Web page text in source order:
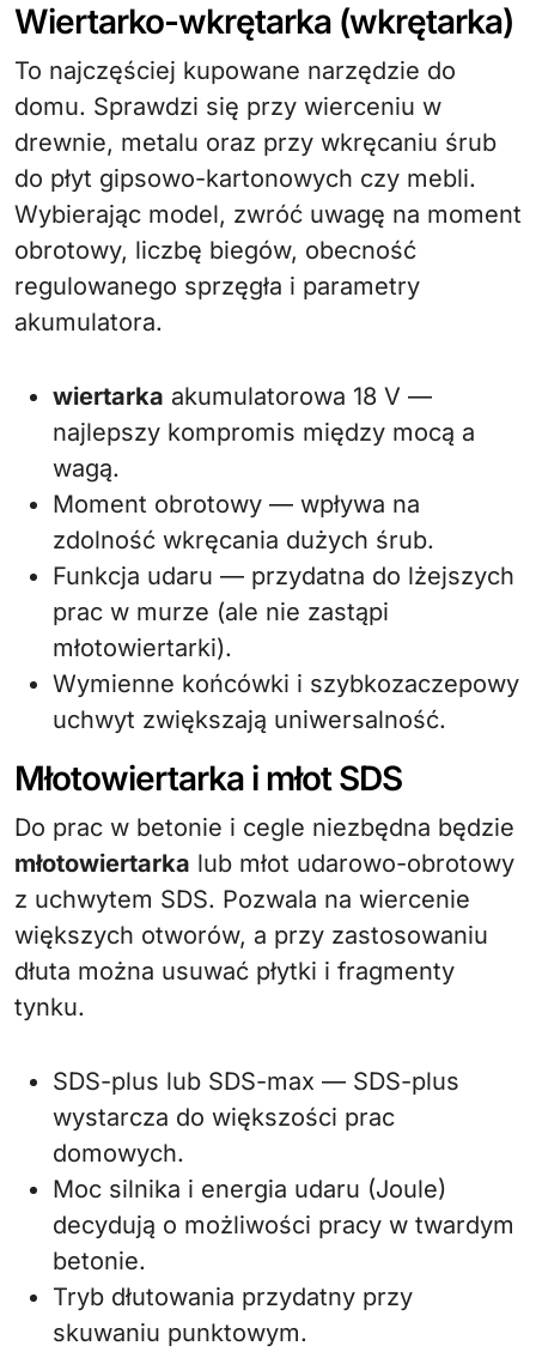
Wiertarko-wkrętarka (wkrętarka)
To najczęściej kupowane narzędzie do
domu. Sprawdzi się przy wierceniu w
drewnie, metalu oraz przy wkręcaniu śrub
do płyt gipsowo-kartonowych czy mebli.
Wybierając model, zwróć uwagę na moment
obrotowy, liczbę biegów, obecność
regulowanego sprzęgła i parametry
akumulatora.
wiertarka akumulatorowa 18 V —
najlepszy kompromis między mocą a
wagą.
Moment obrotowy — wpływa na
zdolność wkręcania dużych śrub.
Funkcja udaru — przydatna do lżejszych
prac w murze (ale nie zastąpi
młotowiertarki).
Wymienne końcówki i szybkozaczepowy
uchwyt zwiększają uniwersalność.
Młotowiertarka i młot SDS
Do prac w betonie i cegle niezbędna będzie
młotowiertarka lub młot udarowo-obrotowy
z uchwytem SDS. Pozwala na wiercenie
większych otworów, a przy zastosowaniu
dłuta można usuwać płytki i fragmenty
tynku.
SDS-plus lub SDS-max — SDS-plus
wystarcza do większości prac
domowych.
Moc silnika i energia udaru (Joule)
decydują o możliwości pracy w twardym
betonie.
Tryb dłutowania przydatny przy
skuwaniu punktowym.